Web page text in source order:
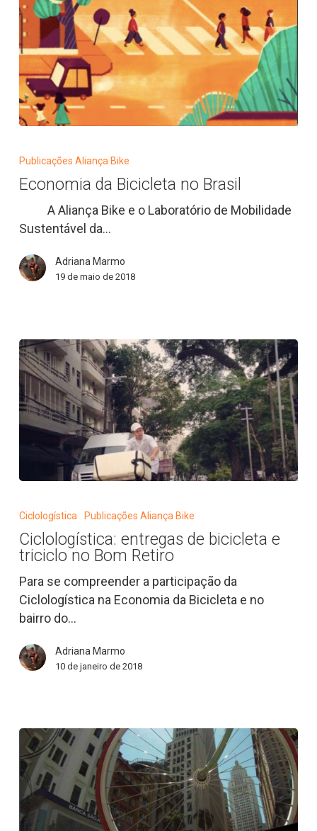
Bicicleta
no
Brasil
Publicações Aliança Bike
Economia da Bicicleta no Brasil
A Aliança Bike e o Laboratório de Mobilidade
Sustentável da…
Adriana Marmo
19 de maio de 2018
bicicleta
e
triciclo
no
Bom
Ciclologística Publicações Aliança Bike
Ciclologística: entregas de bicicleta e
triciclo no Bom Retiro
Para se compreender a participação da
Ciclologística na Economia da Bicicleta e no
bairro do…
Adriana Marmo
10 de janeiro de 2018